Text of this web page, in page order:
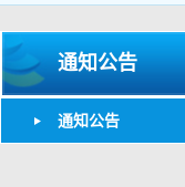
通知公告
通知公告